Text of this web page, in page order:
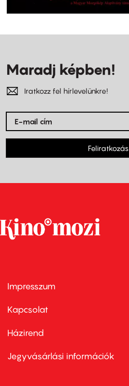
Maradj képben!
Iratkozz fel hírlevelünkre!
Feliratkozás
Footer
first
Impresszum
Kapcsolat
Footer
second
Házirend
Jegyvásárlási információk